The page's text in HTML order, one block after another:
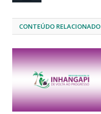
CONTEÚDO RELACIONADO